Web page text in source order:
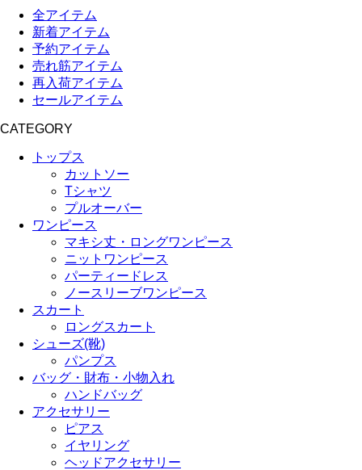
全アイテム
新着アイテム
予約アイテム
売れ筋アイテム
再入荷アイテム
セールアイテム
CATEGORY
トップス
カットソー
Tシャツ
プルオーバー
ワンピース
マキシ丈・ロングワンピース
ニットワンピース
パーティードレス
ノースリーブワンピース
スカート
ロングスカート
シューズ(靴)
パンプス
バッグ・財布・小物入れ
ハンドバッグ
アクセサリー
ピアス
イヤリング
ヘッドアクセサリー